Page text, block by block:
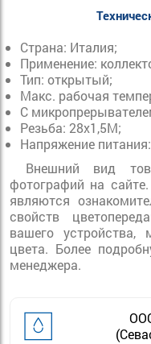
Страна: Италия;
Применение:
Тип: открытый;
Макс. рабочая
С
Резьба: 28х1,5М;
Напряжение питания:
Внешний вид
фотографий на
являются
свойств
вашего устройства,
цвета. Более
менеджера.